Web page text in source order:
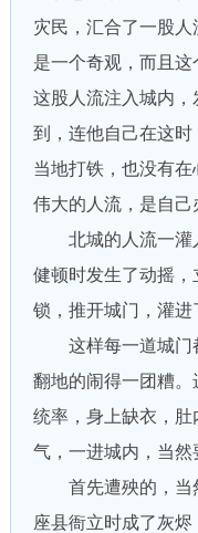
灾民，汇合了一股
是一个奇观，而且
这股人流注入城内
到，连他自己在这
当地打铁，也没有
伟大的人流，是自己
北城的人流一灌
健顿时发生了动摇
锁，推开城门，灌进
这样每一道城门
翻地的闹得一团糟
统率，身上缺衣，
气，一进城内，当然
首先遭殃的，当
座县衙立时成了灰烬